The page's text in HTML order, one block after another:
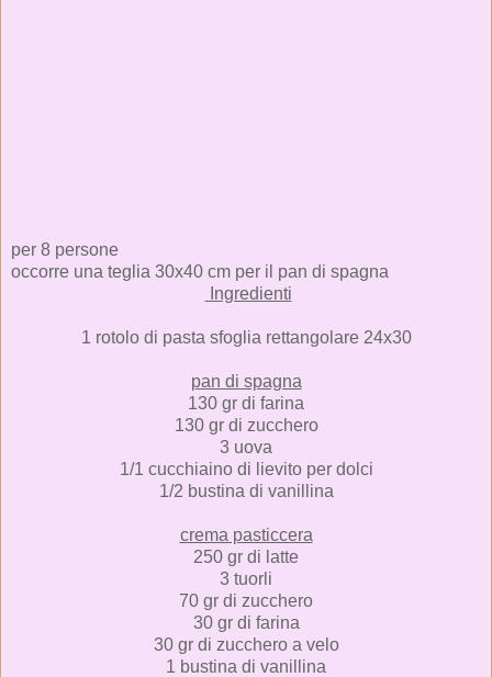
per 8 persone
occorre una teglia 30x40 cm per il pan di spagna
Ingredienti
1 rotolo di pasta sfoglia rettangolare 24x30
pan di spagna
130 gr di farina
130 gr di zucchero
3 uova
1/1 cucchiaino di lievito per dolci
1/2 bustina di vanillina
crema pasticcera
250 gr di latte
3 tuorli
70 gr di zucchero
30 gr di farina
30 gr di zucchero a velo
1 bustina di vanillina